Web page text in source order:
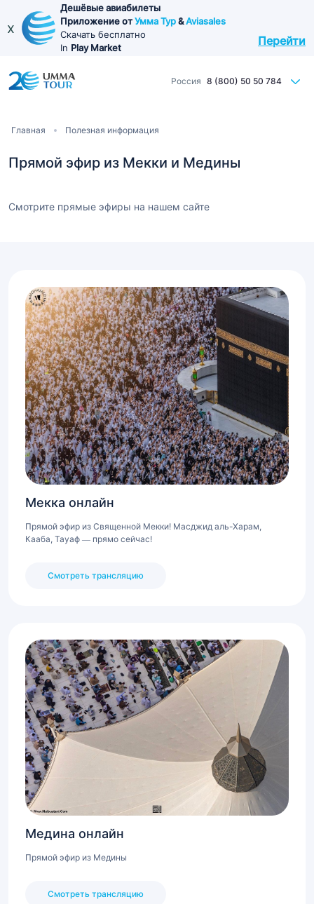
Перейти
основному
x
Дешёвые авиабилеты
Приложение отУмма Тур&Aviasales
Скачать бесплатно
In Play Market Перейти
Россия 8 (800) 50 50 784
Строка
навигации
Главная Полезная информация
Прямой эфир из Мекки и Медины
Смотрите прямые эфиры на нашем сайте
Мекка онлайн
Прямой эфир из Священной Мекки! Масджид аль-Харам,
Кааба, Тауаф — прямо сейчас!
Смотреть трансляцию
Медина онлайн
Прямой эфир из Медины
Смотреть трансляцию